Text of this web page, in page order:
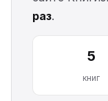
раз.
5
книг